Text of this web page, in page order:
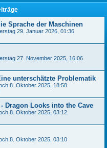
Sprache der Maschinen
29. Januar 2026, 01:36
27. November 2025, 16:06
unterschätzte Problematik
8. Oktober 2025, 18:58
Dragon Looks into the Cave
8. Oktober 2025, 03:12
8. Oktober 2025, 03:10